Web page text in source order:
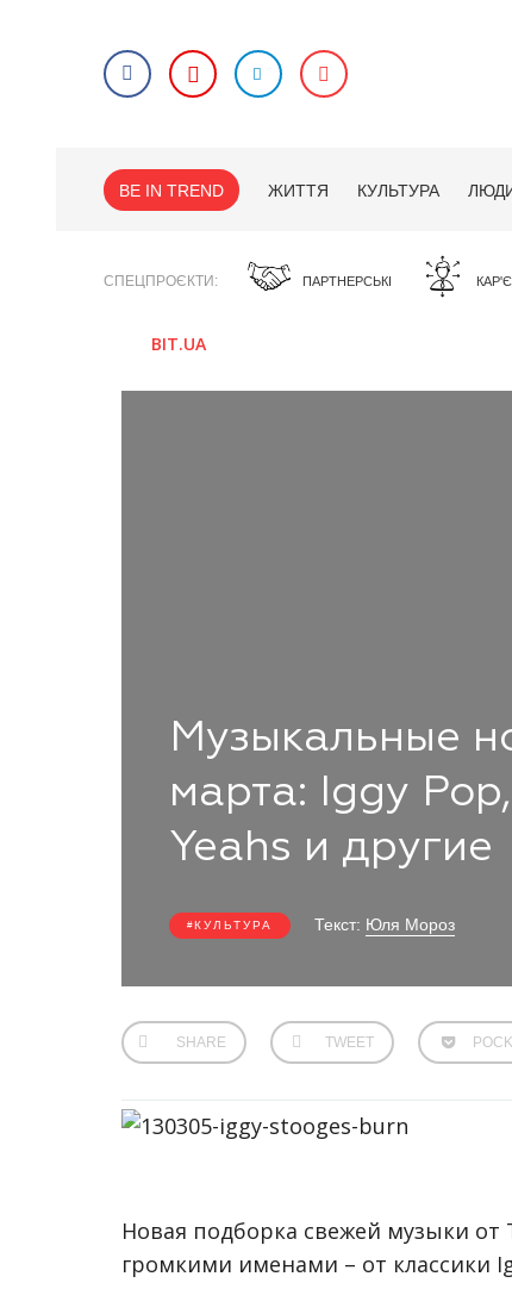
BE IN TREND ЖИТТЯ КУЛЬТУРА
СПЕЦПРОЄКТИ ПАРТНЕРСЬКІ
BIT.UA
Музыкальные
марта: Iggy
Yeahs и другие
КУЛЬТУРА Текст: Юля Мороз
SHARE TWEET
Новая подборка свежей музыки
громкими именами – от классики